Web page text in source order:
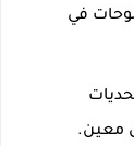
في
معين.